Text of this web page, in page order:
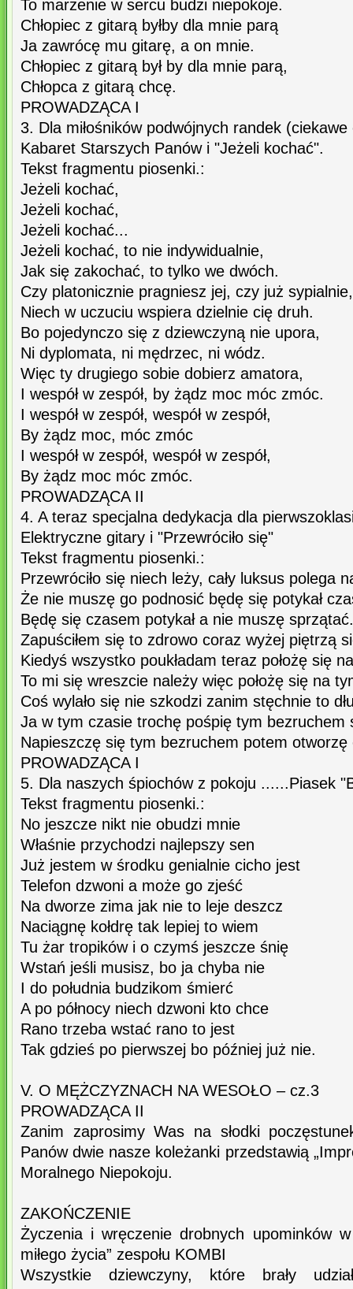
To marzenie w sercu budzi niepokoje.
Chłopiec z gitarą byłby dla mnie parą
Ja zawrócę mu gitarę, a on mnie.
Chłopiec z gitarą był by dla mnie parą,
Chłopca z gitarą chcę.
PROWADZĄCA I
3. Dla miłośników podwójnych randek
Kabaret Starszych Panów i "Jeżeli kochać".
Tekst fragmentu piosenki.:
Jeżeli kochać,
Jeżeli kochać,
Jeżeli kochać...
Jeżeli kochać, to nie indywidualnie,
Jak się zakochać, to tylko we dwóch.
Czy platonicznie pragniesz jej, czy już sypialnie,
Niech w uczuciu wspiera dzielnie cię druh.
Bo pojedynczo się z dziewczyną nie upora,
Ni dyplomata, ni mędrzec, ni wódz.
Więc ty drugiego sobie dobierz amatora,
I wespół w zespół, by żądz moc móc zmóc.
I wespół w zespół, wespół w zespół,
By żądz moc, móc zmóc
I wespół w zespół, wespół w zespół,
By żądz moc móc zmóc.
PROWADZĄCA II
4. A teraz specjalna dedykacja dla
Elektryczne gitary i "Przewróciło się"
Tekst fragmentu piosenki.:
Przewróciło się niech leży, cały luksus polega
Że nie muszę go podnosić będę się potykał
Będę się czasem potykał a nie muszę sprzątać.
Zapuściłem się to zdrowo coraz wyżej piętrzą
Kiedyś wszystko poukładam teraz położę się
To mi się wreszcie należy więc położę się na
Coś wylało się nie szkodzi zanim stęchnie to
Ja w tym czasie trochę pośpię tym bezruchem
Napieszczę się tym bezruchem potem otworzę
PROWADZĄCA I
5. Dla naszych śpiochów z pokoju ......Piasek
Tekst fragmentu piosenki.:
No jeszcze nikt nie obudzi mnie
Właśnie przychodzi najlepszy sen
Już jestem w środku genialnie cicho jest
Telefon dzwoni a może go zjeść
Na dworze zima jak nie to leje deszcz
Naciągnę kołdrę tak lepiej to wiem
Tu żar tropików i o czymś jeszcze śnię
Wstań jeśli musisz, bo ja chyba nie
I do południa budzikom śmierć
A po północy niech dzwoni kto chce
Rano trzeba wstać rano to jest
Tak gdzieś po pierwszej bo później już nie.
V. O MĘŻCZYZNACH NA WESOŁO – cz.3
PROWADZĄCA II
Zanim zaprosimy Was na słodki
Panów dwie nasze koleżanki przedstawią
Moralnego Niepokoju.
ZAKOŃCZENIE
Życzenia i wręczenie drobnych upominków w
miłego życia” zespołu KOMBI
Wszystkie dziewczyny, które brały